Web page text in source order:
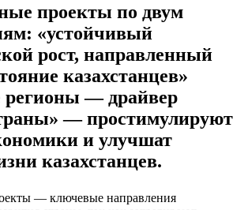
проекты по двум
«устойчивый
рост, направленный
казахстанцев»
регионы — драйвер
— простимулируют
и улучшат
казахстанцев.
— ключевые направления